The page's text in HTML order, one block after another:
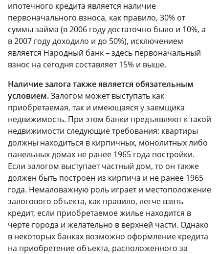
ипотечного кредита является наличие
первоначального взноса, как правило, 30% от
суммы займа (в 2006 году достаточно было и 10%, а
в 2007 году доходило и до 50%), исключением
является Народный банк – здесь первоначальный
взнос на сегодня составляет 15% и выше.
Наличие залога также является обязательным
условием.Залогом может выступать как
приобретаемая, так и имеющаяся у заемщика
недвижимость. При этом банки предъявляют к такой
недвижимости следующие требования: квартиры
должны находиться в кирпичных, монолитных либо
панельных домах не ранее 1965 года постройки.
Если залогом выступает частный дом, то он также
должен быть построен из кирпича и не ранее 1965
года. Немаловажную роль играет и местоположение
залогового объекта, как правило, легче взять
кредит, если приобретаемое жилье находится в
черте города и желательно в верхней части. Однако
в некоторых банках возможно оформление кредита
на приобретение объекта, расположенного за